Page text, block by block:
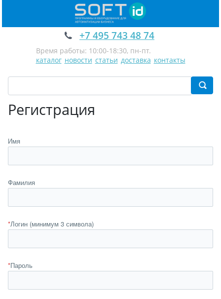
+7 495 743 48 74
Время работы: 10:00-18:30, пн-пт.
каталог новости статьи доставка контакты
Регистрация
Имя
Фамилия
*Логин (минимум 3 символа)
*Пароль